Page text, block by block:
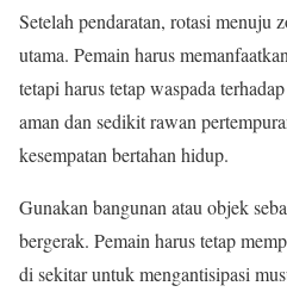
Setelah pendaratan, rotasi menuju
utama. Pemain harus
tetapi harus tetap waspada
aman dan sedikit rawan
kesempatan bertahan hidup.
Gunakan bangunan atau objek
bergerak. Pemain harus tetap
di sekitar untuk mengantisipasi